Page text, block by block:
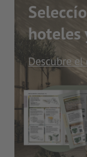
hoteles
Descubre el